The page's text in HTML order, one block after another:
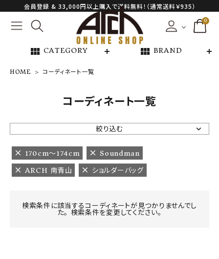
会員登録 & 33,000円以上購入で送料無料！（通常送料￥935）
0
view_module CATEGORY view_module BRAND
NEW ARRIVAL
ARCH EXCLUSIVE
BRAND
CATEGORY
HOME コーディネート一覧
コーディネート一覧
絞り込む
170cm〜174cm
Soundman
ARCH 南青山
ショルダーバッグ
検索条件に該当するコーディネートが見つかりませんでし
た。 検索条件を変更してください。